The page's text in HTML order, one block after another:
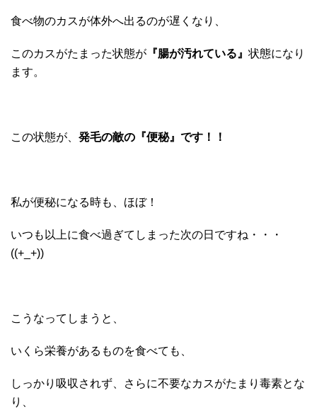
食べ物のカスが体外へ出るのが遅くなり、
このカスがたまった状態が 『腸が汚れている』 状態になり
ます。
この状態が、 発毛の敵の『便秘』です！！
私が便秘になる時も、ほぼ！
いつも以上に食べ過ぎてしまった次の日ですね・・・
((+_+))
こうなってしまうと、
いくら栄養があるものを食べても、
しっかり吸収されず、さらに不要なカスがたまり毒素とな
り、